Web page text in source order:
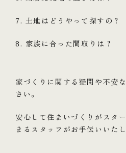
7. 土地はどうやって探すの？
8. 家族に合った間取りは？
家づくりに関する疑問や不安
さい。
安心して住まいづくりがスタ
まるスタッフがお手伝いいたし